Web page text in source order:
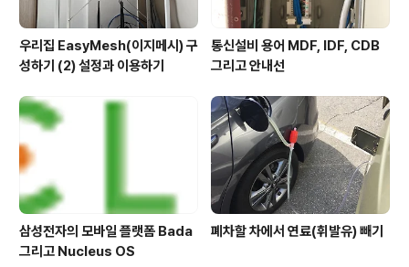
우리집 EasyMesh(이지메시) 구
성하기 (2) 설정과 이용하기
통신설비 용어 MDF, IDF, CDB
그리고 안내선
삼성전자의 모바일 플랫폼 Bada
그리고 Nucleus OS
폐차할 차에서 연료(휘발유) 빼기